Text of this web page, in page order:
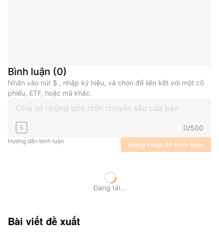
Bình luận (0)
Nhấn vào nút $ , nhập ký hiệu, và chọn để liên kết với một cổ
phiếu, ETF, hoặc mã khác.
$ 0/500
Hướng dẫn bình luận Đăng nhập để bình luận
Đang tải...
Bài viết đề xuất